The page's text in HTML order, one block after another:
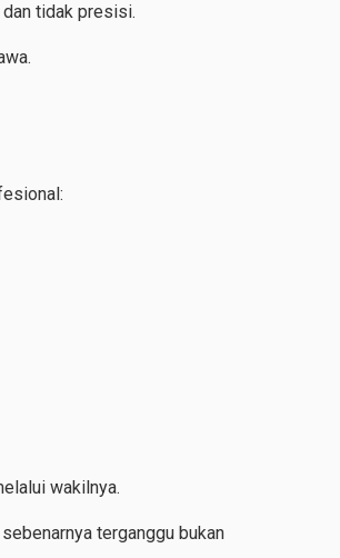
dan tidak presisi.
wakilnya.
terganggu bukan